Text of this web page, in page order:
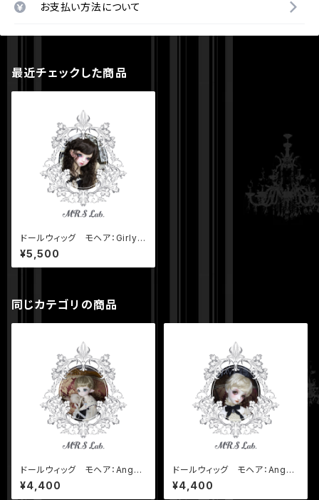
お支払い方法について
最近チェックした商品
ドールウィッグ モヘア：Girly
ガーリィ ブルガリアンローズ
8-9 inch
¥5,500
同じカテゴリの商品
ドールウィッグ モヘア：Angel
Short エンジェルショート ビ
スケット 8-9 inch
¥4,400
ドールウィッグ モヘア：Angel
Short エンジェルショート プ
ラチナシフォン 8-9 inch
¥4,400